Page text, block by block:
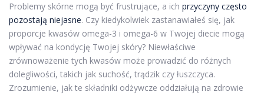
Problemy skórne mogą być frustrujące, a ich przyczyny często
pozostają niejasne. Czy kiedykolwiek zastanawiałeś się, jak
proporcje kwasów omega-3 i omega-6 w Twojej diecie mogą
wpływać na kondycję Twojej skóry? Niewłaściwe
zrównoważenie tych kwasów może prowadzić do różnych
dolegliwości, takich jak suchość, trądzik czy łuszczyca.
Zrozumienie, jak te składniki odżywcze oddziałują na zdrowie